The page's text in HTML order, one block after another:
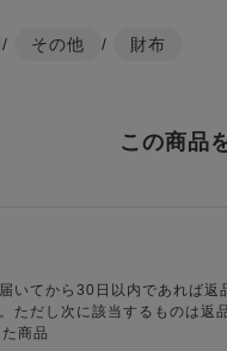
/ その他 / 財布
この商品
いてから30日以内であれば返
ただし次に該当するものは返
商品